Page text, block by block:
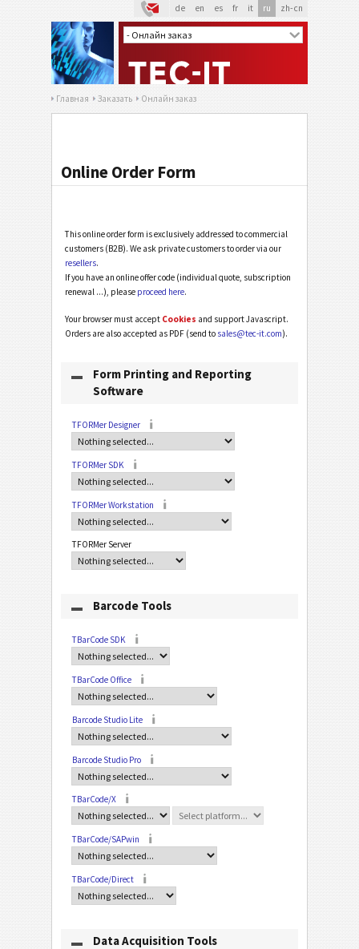
de en es fr it ru zh-cn
Главная Заказать Онлайн заказ
Online Order Form
This online order form is exclusively addressed to commercial
customers (B2B). We ask private customers to order via our
resellers.
If you have an online offer code (individual quote, subscription
renewal ...), please proceed here.
Your browser must accept Cookies and support Javascript.
Orders are also accepted as PDF (send to sales@tec-it.com).
Form Printing and Reporting
Software
TFORMer Designer
TFORMer SDK
TFORMer Workstation
TFORMer Server
Barcode Tools
TBarCode SDK
TBarCode Office
Barcode Studio Lite
Barcode Studio Pro
TBarCode/X
TBarCode/SAPwin
TBarCode/Direct
Data Acquisition Tools